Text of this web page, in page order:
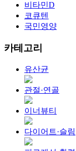
비타민D
코큐텐
국민영양
카테고리
유산균
관절·연골
이너뷰티
다이어트·슬림